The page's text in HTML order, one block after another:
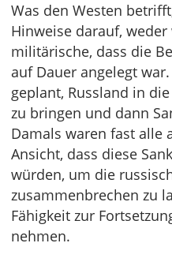
Was den Westen
Hinweise darauf,
militärische, dass die
auf Dauer angelegt
geplant, Russland in
zu bringen und dann
Damals waren fast alle
Ansicht, dass diese
würden, um die
zusammenbrechen zu
Fähigkeit zur
nehmen.